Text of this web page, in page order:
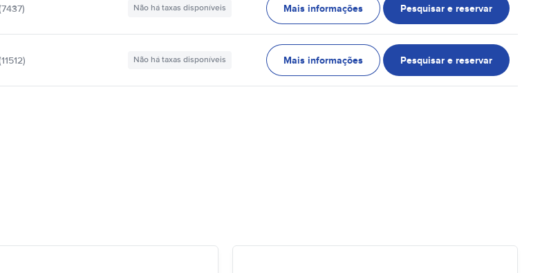
Não há taxas disponíveis Mais informações Pesquisar e reservar
Não há taxas disponíveis Mais informações Pesquisar e reservar